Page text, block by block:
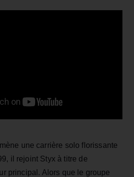
une carrière solo florissante
il rejoint Styx à titre de
principal. Alors que le groupe